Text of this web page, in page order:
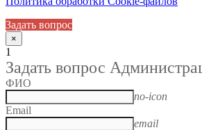
Задать вопрос
×
1
Задать вопрос
ФИО
no-icon
Email
email